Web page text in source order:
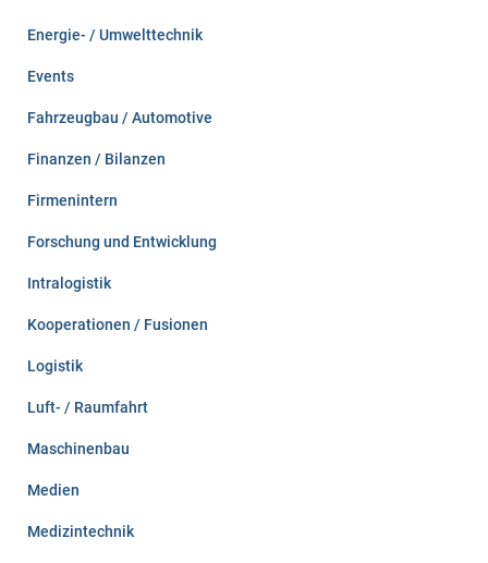
Energie- / Umwelttechnik
Events
Fahrzeugbau / Automotive
Finanzen / Bilanzen
Firmenintern
Forschung und Entwicklung
Intralogistik
Kooperationen / Fusionen
Logistik
Luft- / Raumfahrt
Maschinenbau
Medien
Medizintechnik